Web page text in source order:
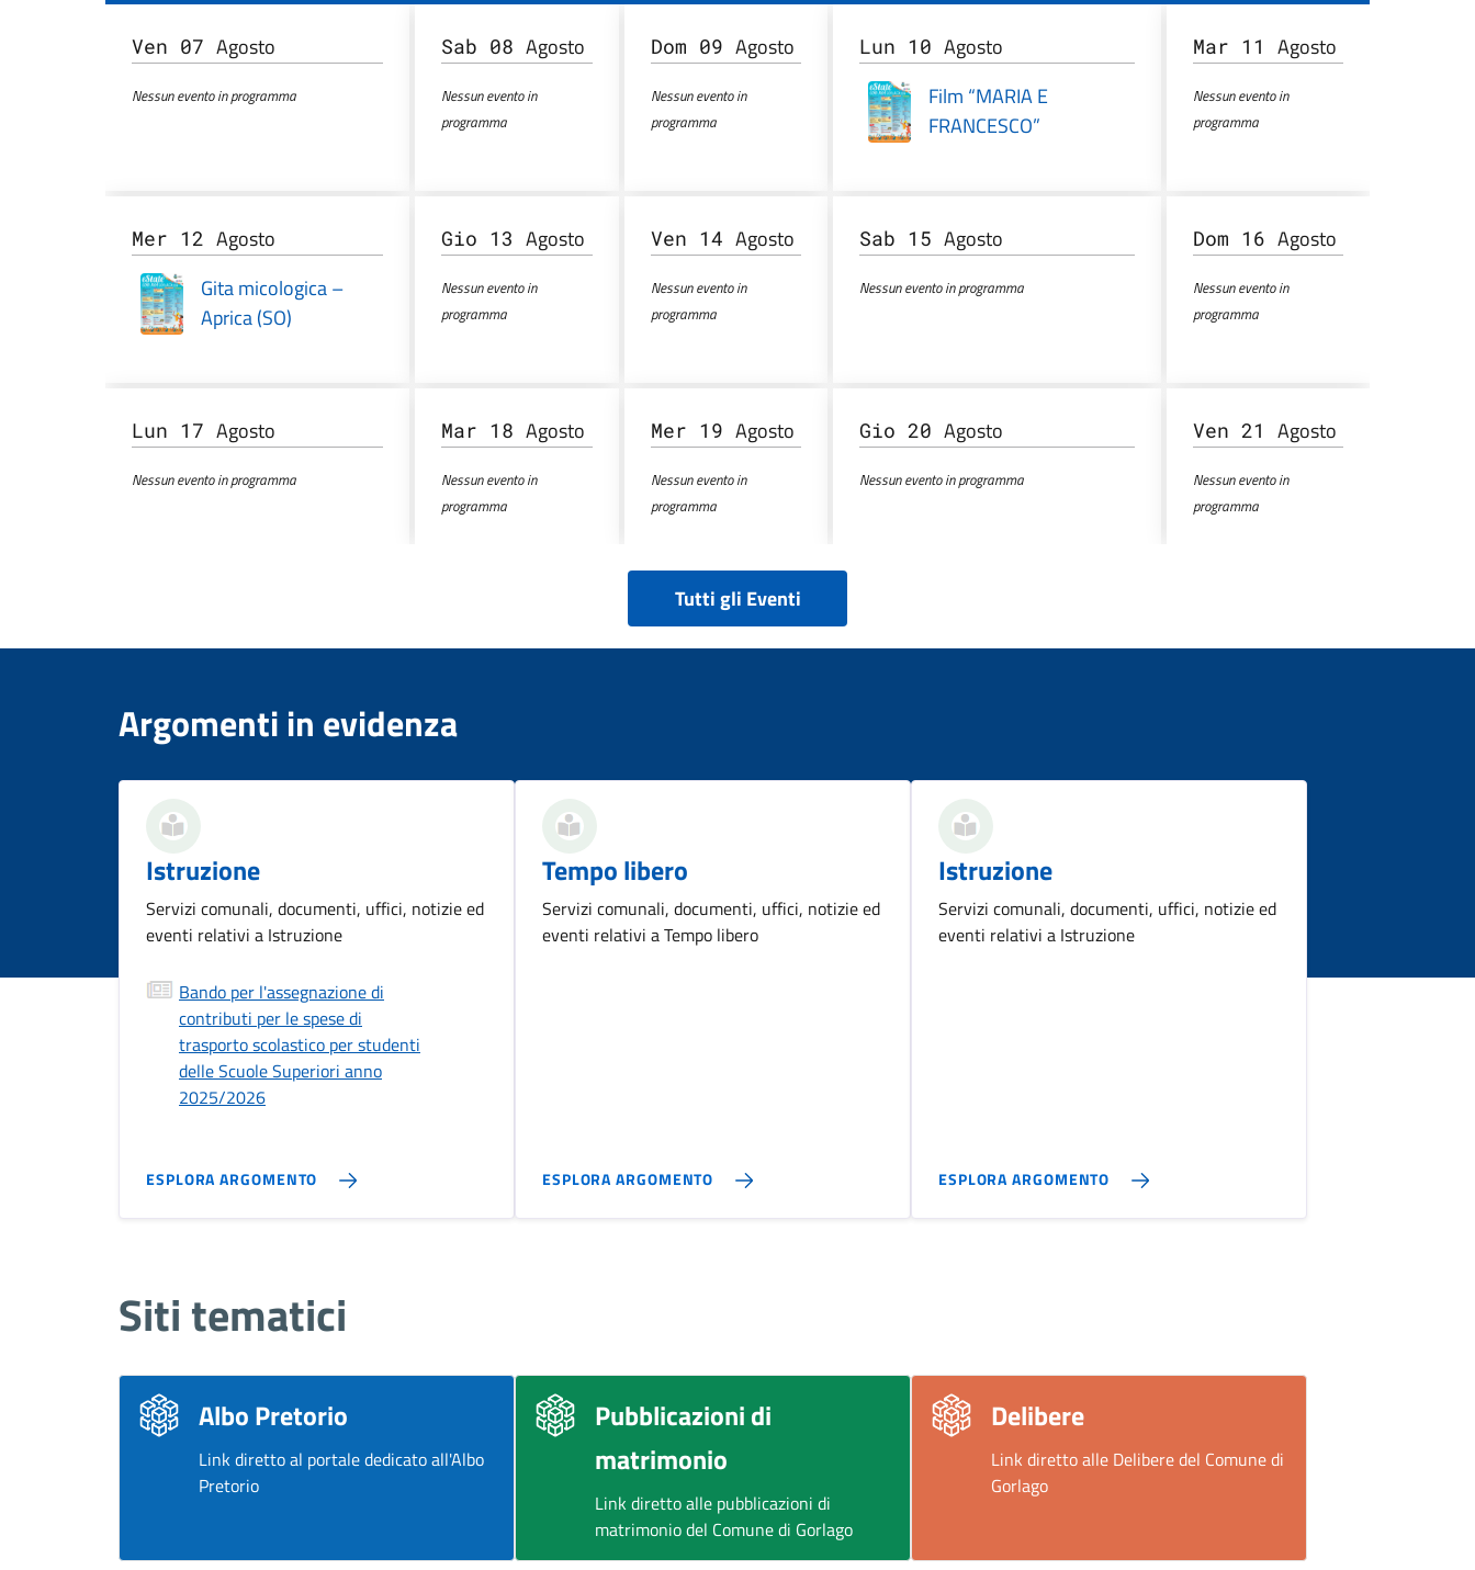
Ven 07 Agosto
Nessun evento in programma
Sab 08Agosto
Nessun evento in
programma
Dom 09 Agosto
Nessun evento in
programma
Lun 10Agosto
Film “MARIA E
FRANCESCO”
Mar 11 Agosto
Nessun evento in
programma
Mer 12 Agosto
Gita micologica –
Aprica (SO)
Gio 13Agosto
Nessun evento in
programma
Ven 14 Agosto
Nessun evento in
programma
Sab 15Agosto
Nessun evento in programma
Dom 16 Agosto
Nessun evento in
programma
Lun 17 Agosto
Nessun evento in programma
Mar 18Agosto
Nessun evento in
programma
Mer 19 Agosto
Nessun evento in
programma
Gio 20Agosto
Nessun evento in programma
Ven 21 Agosto
Nessun evento in
programma
Tutti gli Eventi
Argomenti in evidenza
Istruzione
Servizi comunali, documenti, uffici, notizie ed
eventi relativi a Istruzione
Bando per l'assegnazione di
contributi per le spese di
trasporto scolastico per studenti
delle Scuole Superiori anno
2025/2026
ESPLORA ARGOMENTO
Tempo libero
Servizi comunali, documenti, uffici, notizie ed
eventi relativi a Tempo libero
ESPLORA ARGOMENTO
Istruzione
Servizi comunali, documenti, uffici, notizie ed
eventi relativi a Istruzione
ESPLORA ARGOMENTO
Siti tematici
Albo Pretorio
Link diretto al portale dedicato all'Albo
Pretorio
Pubblicazioni di
matrimonio
Link diretto alle pubblicazioni di
matrimonio del Comune di Gorlago
Delibere
Link diretto alle Delibere del Comune di
Gorlago